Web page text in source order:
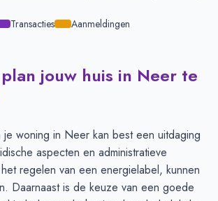
Transacties Aanmeldingen
per maand - Neer
7
jouw huis in Neer te
woning in Neer kan best een uitdaging
aspecten en administratieve
regelen van een energielabel, kunnen
Daarnaast is de keuze van een goede